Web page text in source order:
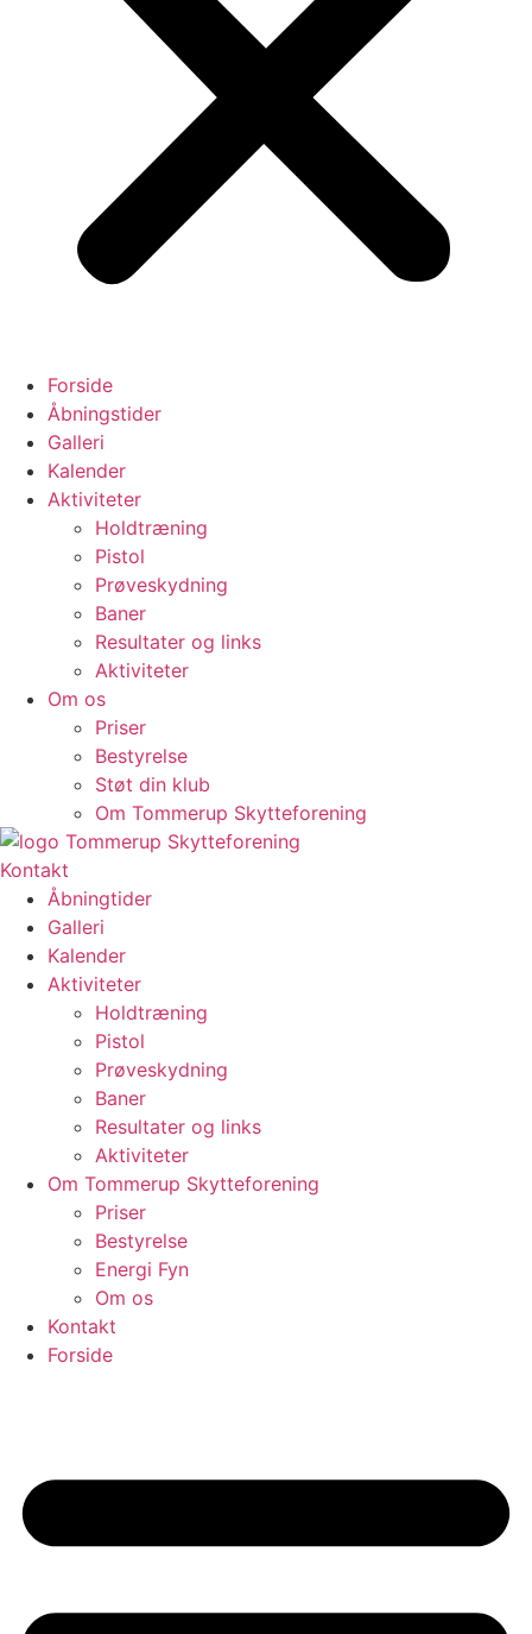
Forside
Åbningstider
Galleri
Kalender
Aktiviteter
Holdtræning
Pistol
Prøveskydning
Baner
Resultater og links
Aktiviteter
Om os
Priser
Bestyrelse
Støt din klub
Om Tommerup Skytteforening
Kontakt
Åbningtider
Galleri
Kalender
Aktiviteter
Holdtræning
Pistol
Prøveskydning
Baner
Resultater og links
Aktiviteter
Om Tommerup Skytteforening
Priser
Bestyrelse
Energi Fyn
Om os
Kontakt
Forside